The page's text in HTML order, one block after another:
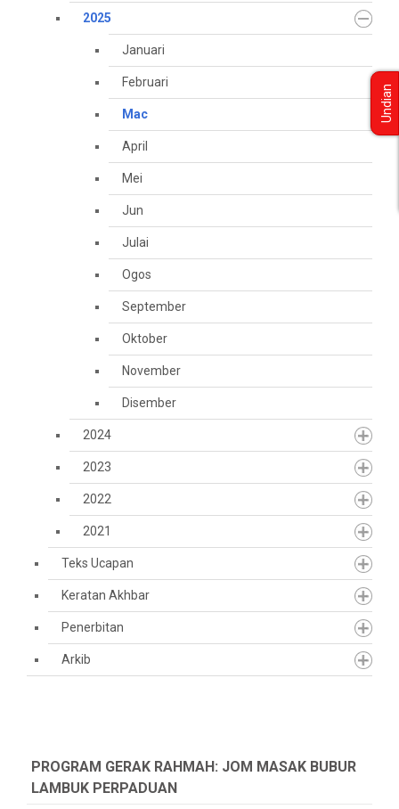
2025
Januari
Februari
Mac
April
Mei
Jun
Julai
Ogos
September
Oktober
November
Disember
2024
2023
2022
2021
Teks Ucapan
Keratan Akhbar
Penerbitan
Arkib
PROGRAM GERAK RAHMAH: JOM MASAK BUBUR
LAMBUK PERPADUAN
Undian